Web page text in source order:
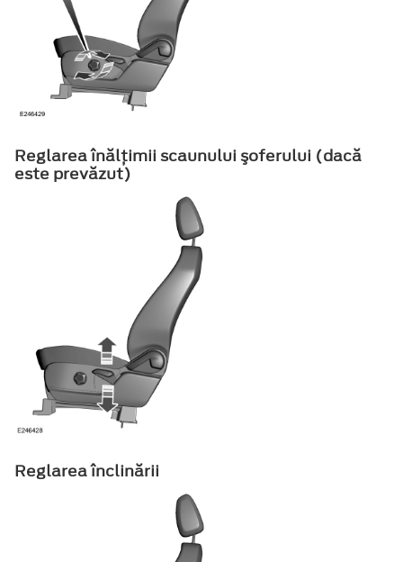
Reglarea înălţimii scaunului şoferului (dacă
este prevăzut)
Reglarea înclinării